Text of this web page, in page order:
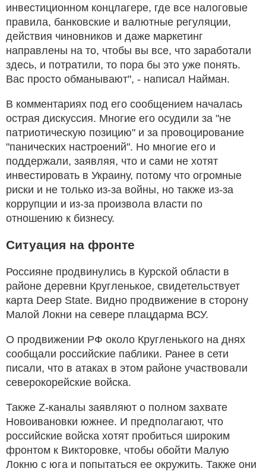
инвестиционном концлагере, где все налоговые
правила, банковские и валютные регуляции,
действия чиновников и даже маркетинг
направлены на то, чтобы вы все, что заработали
здесь, и потратили, то пора бы это уже понять.
Вас просто обманывают", - написал Найман.
В комментариях под его сообщением началась
острая дискуссия. Многие его осудили за "не
патриотическую позицию" и за провоцирование
"панических настроений". Но многие его и
поддержали, заявляя, что и сами не хотят
инвестировать в Украину, потому что огромные
риски и не только из-за войны, но также из-за
коррупции и из-за произвола власти по
отношению к бизнесу.
Ситуация на фронте
Россияне продвинулись в Курской области в
районе деревни Кругленькое, свидетельствует
карта Deep State. Видно продвижение в сторону
Малой Локни на севере плацдарма ВСУ.
О продвижении РФ около Кругленького на днях
сообщали российские паблики. Ранее в сети
писали, что в атаках в этом районе участвовали
северокорейские войска.
Также Z-каналы заявляют о полном захвате
Новоивановки южнее. И предполагают, что
российские войска хотят пробиться широким
фронтом к Викторовке, чтобы обойти Малую
Локню с юга и попытаться ее окружить. Также они